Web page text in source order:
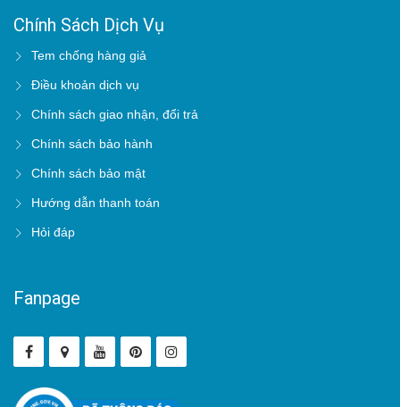
Chính Sách Dịch Vụ
Tem chống hàng giả
Điều khoản dịch vụ
Chính sách giao nhận, đổi trả
Chính sách bảo hành
Chính sách bảo mật
Hướng dẫn thanh toán
Hỏi đáp
Fanpage